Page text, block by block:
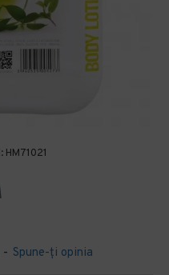
HM71021
- Spune-ţi opinia